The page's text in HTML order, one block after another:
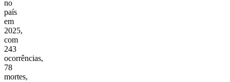
no
país
em
2025,
com
243
ocorrências,
78
mortes,